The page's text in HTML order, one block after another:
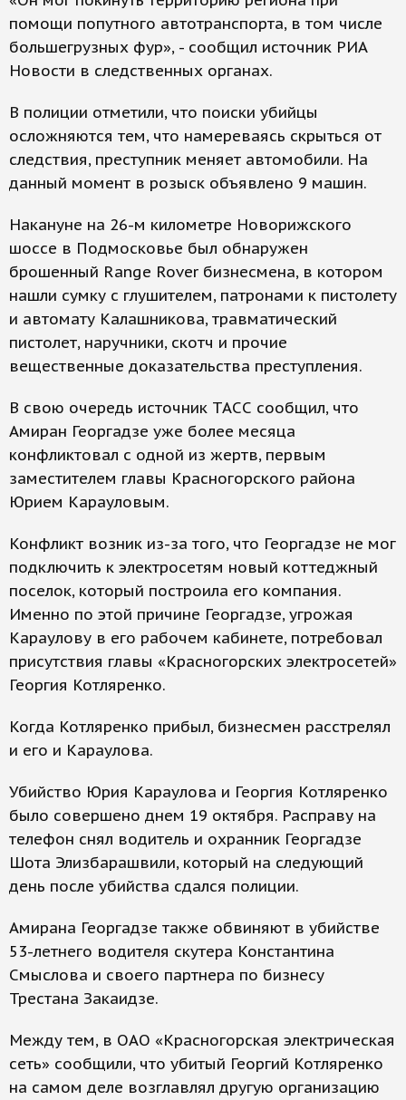
помощи попутного автотранспорта, в том числе
большегрузных фур», - сообщил источник РИА
Новости в следственных органах.
В полиции отметили, что поиски убийцы
осложняются тем, что намереваясь скрыться от
следствия, преступник меняет автомобили. На
данный момент в розыск объявлено 9 машин.
Накануне на 26-м километре Новорижского
шоссе в Подмосковье был обнаружен
брошенный Range Rover бизнесмена, в котором
нашли сумку с глушителем, патронами к пистолету
и автомату Калашникова, травматический
пистолет, наручники, скотч и прочие
вещественные доказательства преступления.
В свою очередь источник ТАСС сообщил, что
Амиран Георгадзе уже более месяца
конфликтовал с одной из жертв, первым
заместителем главы Красногорского района
Юрием Карауловым.
Конфликт возник из-за того, что Георгадзе не мог
подключить к электросетям новый коттеджный
поселок, который построила его компания.
Именно по этой причине Георгадзе, угрожая
Караулову в его рабочем кабинете, потребовал
присутствия главы «Красногорских электросетей»
Георгия Котляренко.
Когда Котляренко прибыл, бизнесмен расстрелял
и его и Караулова.
Убийство Юрия Караулова и Георгия Котляренко
было совершено днем 19 октября. Расправу на
телефон снял водитель и охранник Георгадзе
Шота Элизбарашвили, который на следующий
день после убийства сдался полиции.
Амирана Георгадзе также обвиняют в убийстве
53-летнего водителя скутера Константина
Смыслова и своего партнера по бизнесу
Трестана Закаидзе.
Между тем, в ОАО «Красногорская электрическая
сеть» сообщили, что убитый Георгий Котляренко
на самом деле возглавлял другую организацию